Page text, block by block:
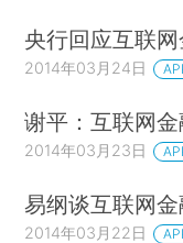
央行回应互联
2014年03月24日
谢平：互联网
2014年03月23日
易纲谈互联网
2014年03月22日